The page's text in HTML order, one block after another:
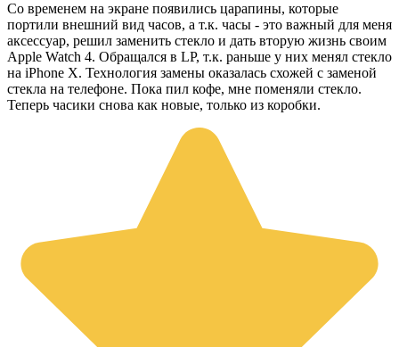
Со временем на экране появились царапины, которые
портили внешний вид часов, а т.к. часы - это важный для меня
аксессуар, решил заменить стекло и дать вторую жизнь своим
Apple Watch 4. Обращался в LP, т.к. раньше у них менял стекло
на iPhone X. Технология замены оказалась схожей с заменой
стекла на телефоне. Пока пил кофе, мне поменяли стекло.
Теперь часики снова как новые, только из коробки.